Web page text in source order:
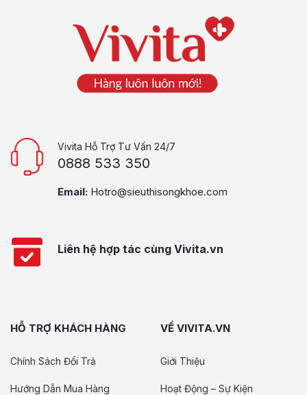
Vivita Hỗ Trợ Tư Vấn 24/7
0888 533 350
Email: Hotro@sieuthisongkhoe.com
Liên hệ hợp tác cùng Vivita.vn
HỖ TRỢ KHÁCH HÀNG
Chính Sách Đổi Trả
Hướng Dẫn Mua Hàng
VỀ VIVITA.VN
Giới Thiệu
Hoạt Động – Sự Kiện